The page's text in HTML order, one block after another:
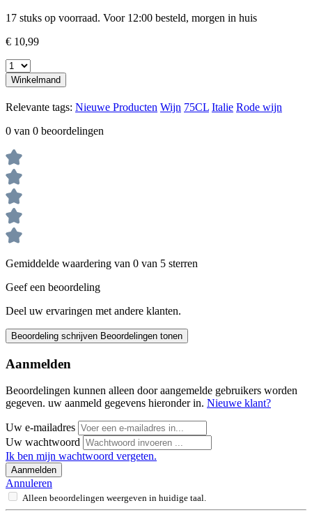
17 stuks op voorraad. Voor 12:00 besteld, morgen in huis
€ 10,99
Winkelmand
Relevante tags: Nieuwe Producten Wijn 75CL Italie Rode wijn
0 van 0 beoordelingen
Gemiddelde waardering van 0 van 5 sterren
Geef een beoordeling
Deel uw ervaringen met andere klanten.
Beoordeling schrijven Beoordelingen tonen
Aanmelden
Beoordelingen kunnen alleen door aangemelde gebruikers worden
gegeven. uw aanmeld gegevens hieronder in. Nieuwe klant?
Uw e-mailadres
Uw wachtwoord
Ik ben mijn wachtwoord vergeten.
Aanmelden
Annuleren
Alleen beoordelingen weergeven in huidige taal.